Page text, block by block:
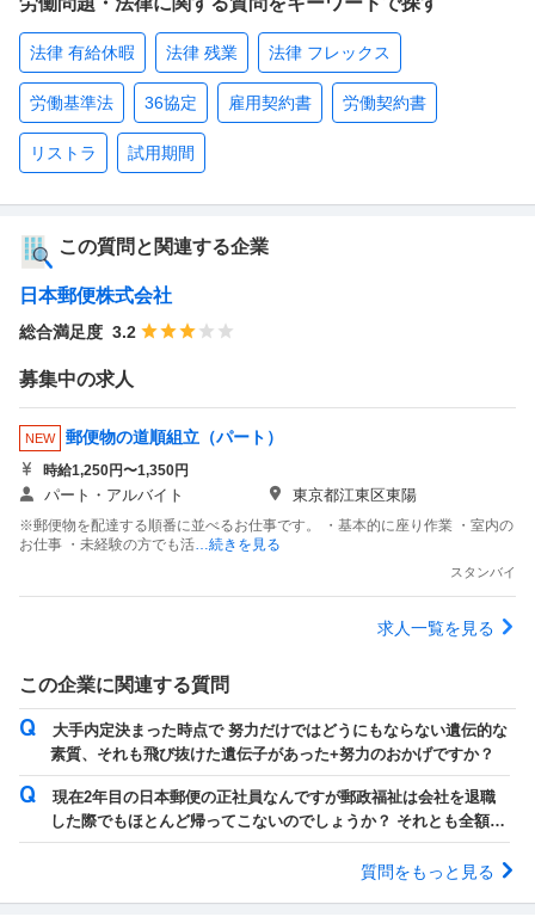
法律 有給休暇 法律 残業 法律 フレックス
労働基準法 36協定 雇用契約書 労働契約書
リストラ 試用期間
この質問と関連する企業
日本郵便株式会社
総合満足度 3.2
募集中の求人
NEW 郵便物の道順組立（パート）
時給1,250円〜1,350円
パート・アルバイト 東京都江東区東陽
※郵便物を配達する順番に並べるお仕事です。 ・基本的に座り作業 ・室内の
お仕事 ・未経験の方でも活…続きを見る
スタンバイ
求人一覧を見る
この企業に関連する質問
大手内定決まった時点で 努力だけではどうにもならない遺伝的な
素質、それも飛び抜けた遺伝子があった+努力のおかげですか？
現在2年目の日本郵便の正社員なんですが郵政福祉は会社を退職
した際でもほとんど帰ってこないのでしょうか？ それとも全額帰
ってきますか？
質問をもっと見る